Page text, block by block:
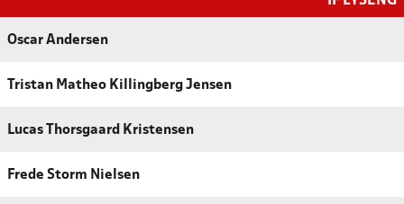
Oscar Andersen
Tristan Matheo Killingberg Jensen
Lucas Thorsgaard Kristensen
Frede Storm Nielsen